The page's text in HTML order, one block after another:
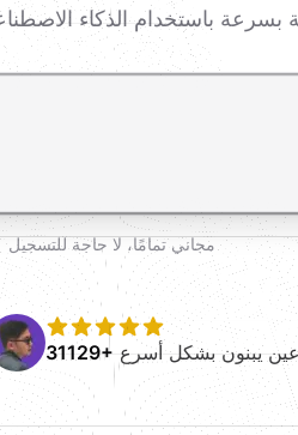
مجاني تمامًا، لا حاجة للتسجيل
31129+ يبنون بشكل أسرع